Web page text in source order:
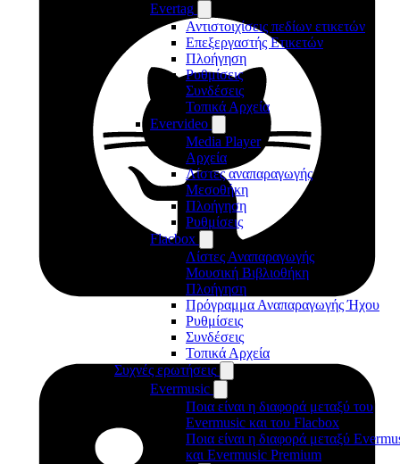
Evertag
Αντιστοιχίσεις πεδίων ετικετών
Επεξεργαστής Ετικετών
Πλοήγηση
Ρυθμίσεις
Συνδέσεις
Τοπικά Αρχεία
Evervideo
Media Player
Αρχεία
Λίστες αναπαραγωγής
Μεσοθήκη
Πλοήγηση
Ρυθμίσεις
Flacbox
Λίστες Αναπαραγωγής
Μουσική Βιβλιοθήκη
Πλοήγηση
Πρόγραμμα Αναπαραγωγής Ήχου
Ρυθμίσεις
Συνδέσεις
Τοπικά Αρχεία
Συχνές ερωτήσεις
Evermusic
Ποια είναι η διαφορά μεταξύ του
Evermusic και του Flacbox
Ποια είναι η διαφορά μεταξύ
και Evermusic Premium